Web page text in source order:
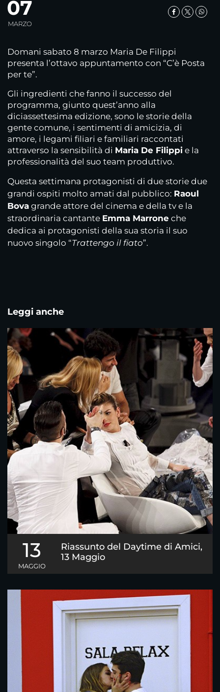
07
MARZO
Domani sabato 8 marzo Maria De Filippi
presenta l’ottavo appuntamento con “C’è Posta
per te”.
Gli ingredienti che fanno il successo del
programma, giunto quest’anno alla
diciassettesima edizione, sono le storie della
gente comune, i sentimenti di amicizia, di
amore, i legami filiari e familiari raccontati
attraverso la sensibilità di Maria De Filippi e la
professionalità del suo team produttivo.
Questa settimana protagonisti di due storie due
grandi ospiti molto amati dal pubblico: Raoul
Bova grande attore del cinema e della tv e la
straordinaria cantante Emma Marrone che
dedica ai protagonisti della sua storia il suo
nuovo singolo “Trattengo il fiato”.
Leggi anche
13
MAGGIO
Riassunto del Daytime di Amici,
13 Maggio